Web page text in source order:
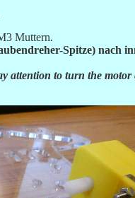
Muttern.
Spitze) nach
attention to turn the motor